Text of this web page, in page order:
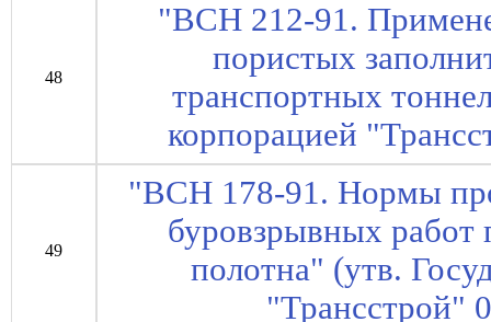
48
"ВСН 212-91.
пористых
транспортных
корпорацией
49
"ВСН 178-91. Нормы
буровзрывных работ
полотна" (утв.
"Трансстрой"